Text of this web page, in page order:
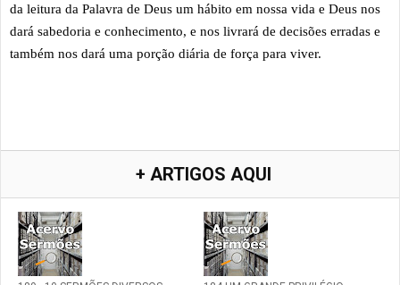
da leitura da Palavra de Deus um hábito em nossa vida e Deus nos
dará sabedoria e conhecimento, e nos livrará de decisões erradas e
também nos dará uma porção diária de força para viver.
+ ARTIGOS AQUI